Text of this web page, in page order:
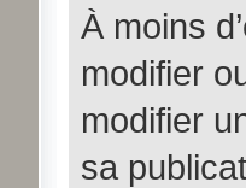
À moins
modifier
modifier
sa